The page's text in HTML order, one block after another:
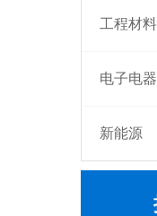
工程材料
电子电器
新能源